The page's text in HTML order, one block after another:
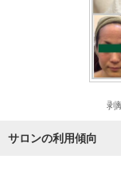
剥
サロンの利用傾向